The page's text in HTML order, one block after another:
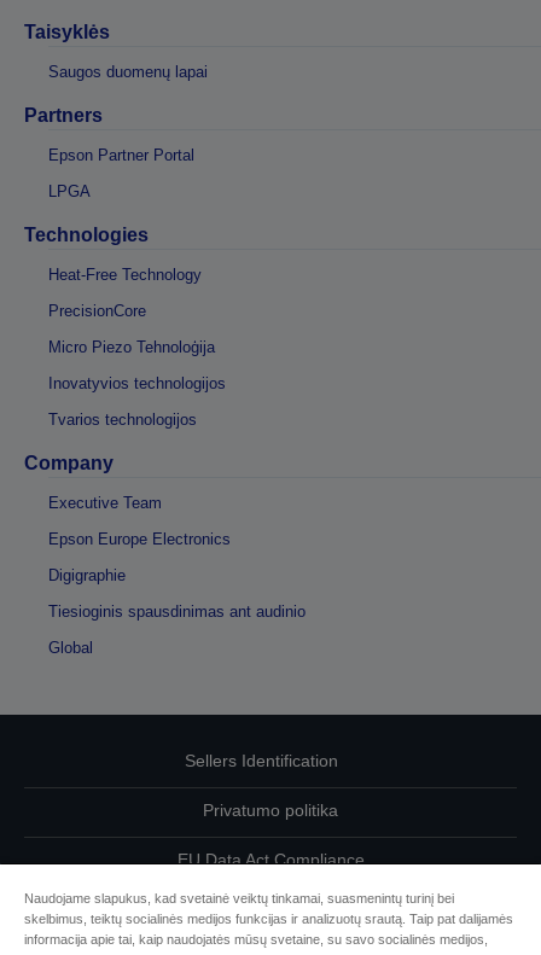
Taisyklės
Saugos duomenų lapai
Partners
Epson Partner Portal
LPGA
Technologies
Heat-Free Technology
PrecisionCore
Micro Piezo Tehnoloģija
Inovatyvios technologijos
Tvarios technologijos
Company
Executive Team
Epson Europe Electronics
Digigraphie
Tiesioginis spausdinimas ant audinio
Global
Sellers Identification
Privatumo politika
EU Data Act Compliance
Susisiekite su mumis dėl savo duomenų
Naudojame slapukus, kad svetainė veiktų tinkamai, suasmenintų turinį bei
skelbimus, teiktų socialinės medijos funkcijas ir analizuotų srautą. Taip pat dalijamės
informacija apie tai, kaip naudojatės mūsų svetaine, su savo socialinės medijos,